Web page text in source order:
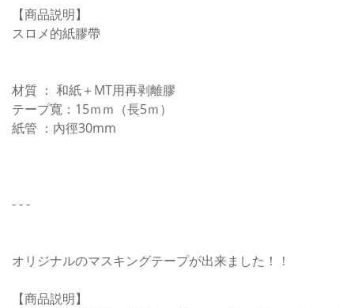
【商品説明】
スロメ的紙膠帶
材質 ： 和紙＋MT用再剥離膠
テープ寬：15ｍｍ（長5ｍ）
紙管 ：內徑30mm
- - -
オリジナルのマスキングテープが出来ました！！
【商品説明】